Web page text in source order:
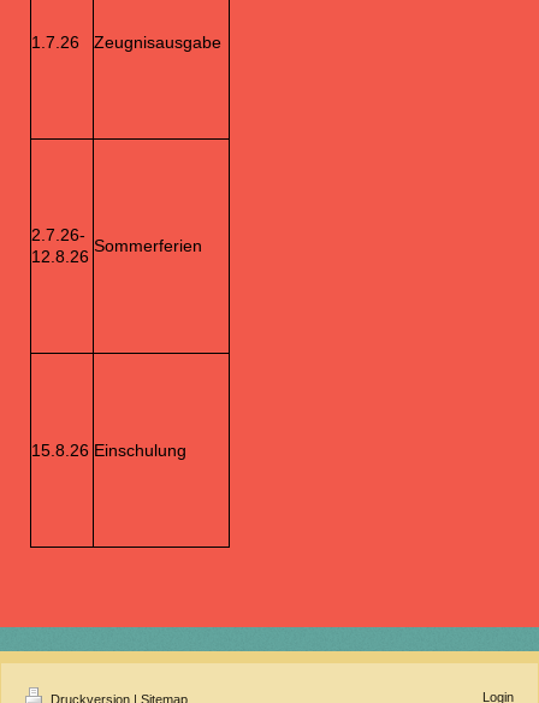
1.7.26 Zeugnisausgabe
2.7.26-
12.8.26
Sommerferien
15.8.26 Einschulung
Druckversion Sitemap Login